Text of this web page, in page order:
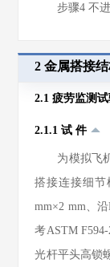
步骤4 不
2 金属搭接
2.1 疲劳监测
2.1.1 试 件
为模拟飞
搭接连接细节
mm×2 mm、
考ASTM F594-
光杆平头高锁